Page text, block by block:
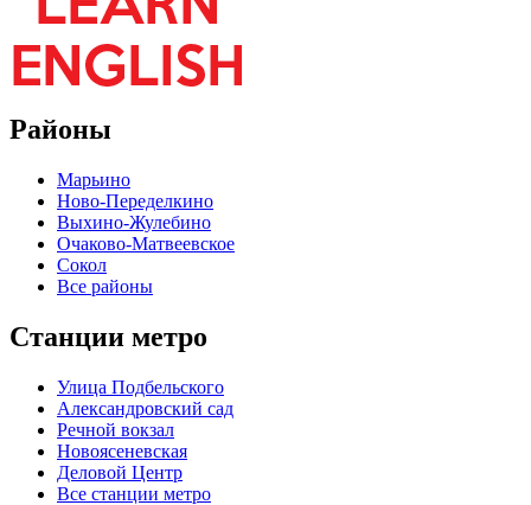
Районы
Марьино
Ново-Переделкино
Выхино-Жулебино
Очаково-Матвеевское
Сокол
Все районы
Станции метро
Улица Подбельского
Александровский сад
Речной вокзал
Новоясеневская
Деловой Центр
Все станции метро